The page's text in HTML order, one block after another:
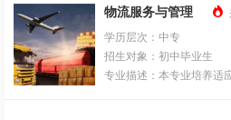
物流服务与管理 
学历层次：中专
招生对象：初中毕业生
专业描述：本专业培养适